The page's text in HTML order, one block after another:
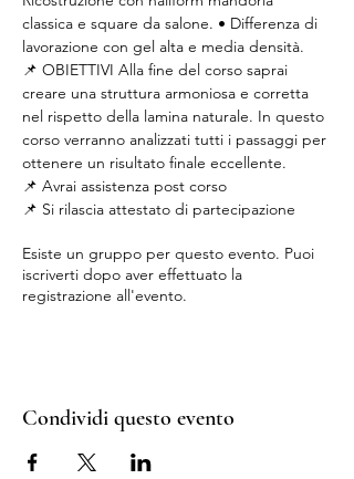
classica e square da salone. • Differenza di
lavorazione con gel alta e media densità.
📌 OBIETTIVI Alla fine del corso saprai
creare una struttura armoniosa e corretta
nel rispetto della lamina naturale. In questo
corso verranno analizzati tutti i passaggi per
ottenere un risultato finale eccellente.
📌 Avrai assistenza post corso
📌 Si rilascia attestato di partecipazione
Esiste un gruppo per questo evento. Puoi
iscriverti dopo aver effettuato la
registrazione all'evento.
Condividi questo evento